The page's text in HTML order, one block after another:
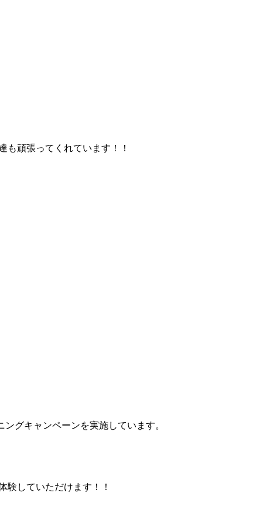
も頑張ってくれています！！
グキャンペーンを実施しています。
験していただけます！！